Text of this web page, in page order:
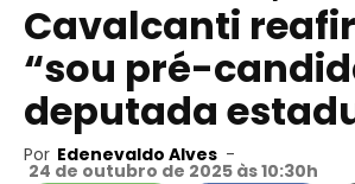
Cavalcanti
“sou pré-
deputada
Por Edenevaldo Alves -
24 de outubro de 2025 às 10:30h